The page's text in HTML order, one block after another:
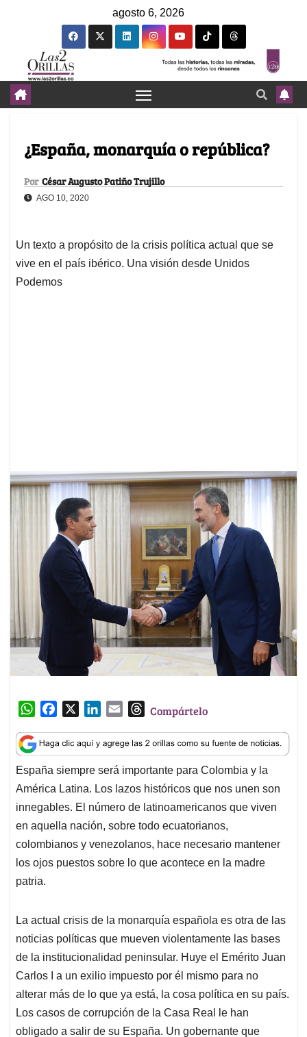
agosto 6, 2026
¿España, monarquía o república?
Por César Augusto Patiño Trujillo
AGO 10, 2020
Un texto a propósito de la crisis política actual que se
vive en el país ibérico. Una visión desde Unidos
Podemos
W
a
t
s
A
p
p
c
e
b
o
o
k
n
k
e
d
I
n
a
i
l
T
r
e
a
d
s
Compártelo
España siempre será importante para Colombia y la
América Latina. Los lazos históricos que nos unen son
innegables. El número de latinoamericanos que viven
en aquella nación, sobre todo ecuatorianos,
colombianos y venezolanos, hace necesario mantener
los ojos puestos sobre lo que acontece en la madre
patria.
La actual crisis de la monarquía española es otra de las
noticias políticas que mueven violentamente las bases
de la institucionalidad peninsular. Huye el Emérito Juan
Carlos I a un exilio impuesto por él mismo para no
alterar más de lo que ya está, la cosa política en su país.
Los casos de corrupción de la Casa Real le han
obligado a salir de su España. Un gobernante que